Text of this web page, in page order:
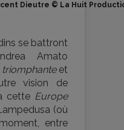
Dieutre © La Huit
se battront
Amato
triomphanteet
vision de
cette Europe
(où
entre